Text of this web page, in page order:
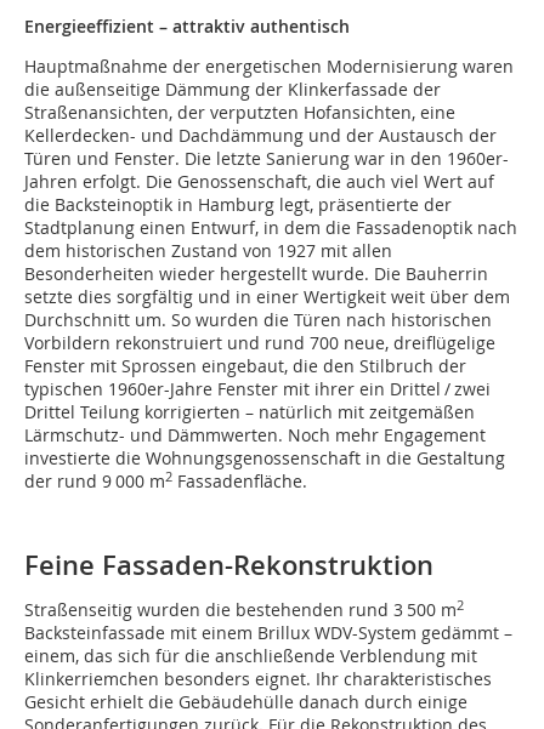
Energieeffizient – attraktiv authentisch
Hauptmaßnahme der energetischen Modernisierung waren
die außenseitige Dämmung der Klinkerfassade der
Straßenansichten, der verputzten Hofansichten, eine
Kellerdecken- und Dachdämmung und der Austausch der
Türen und Fenster. Die letzte Sanierung war in den 1960er-
Jahren erfolgt. Die Genossenschaft, die auch viel Wert auf
die Backsteinoptik in Hamburg legt, präsentierte der
Stadtplanung einen Entwurf, in dem die Fassadenoptik nach
dem historischen Zustand von 1927 mit allen
Besonderheiten wieder hergestellt wurde. Die Bauherrin
setzte dies sorgfältig und in einer Wertigkeit weit über dem
Durchschnitt um. So wurden die Türen nach historischen
Vorbildern rekonstruiert und rund 700 neue, dreiflügelige
Fenster mit Sprossen eingebaut, die den Stilbruch der
typischen 1960er-Jahre Fenster mit ihrer ein Drittel / zwei
Drittel Teilung korrigierten – natürlich mit zeitgemäßen
Lärmschutz- und Dämmwerten. Noch mehr Engagement
investierte die Wohnungsgenossenschaft in die Gestaltung
der rund 9 000 m2 Fassadenfläche.
Feine Fassaden-Rekonstruktion
Straßenseitig wurden die bestehenden rund 3 500 m2
Backsteinfassade mit einem Brillux WDV-System gedämmt –
einem, das sich für die anschließende Verblendung mit
Klinkerriemchen besonders eignet. Ihr charakteristisches
Gesicht erhielt die Gebäudehülle danach durch einige